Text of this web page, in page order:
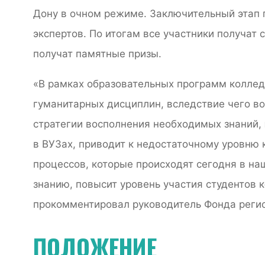
Дону в очном режиме. Заключительный этап
экспертов. По итогам все участники
получат памятные призы.
«В рамках образовательных программ
гуманитарных дисциплин, вследствие чего
стратегии восполнения необходимых
в ВУЗах, приводит к недостаточному
процессов, которые происходят сегодня в
знанию, повысит уровень участия
прокомментировал руководитель Фонда
ПОЛОЖЕНИЕ